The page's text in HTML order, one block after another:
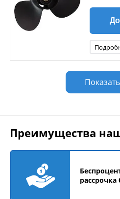
Преимущества
рассрочка